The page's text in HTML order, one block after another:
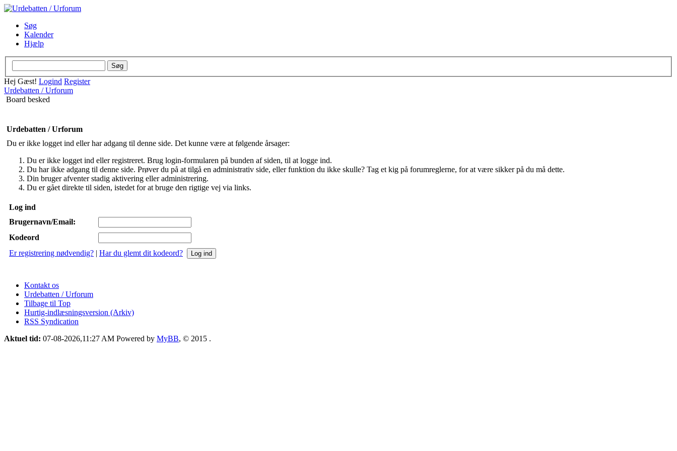
Søg
Kalender
Hjælp
Hej Gæst! Logind Register
Urdebatten / Urforum
Board besked
Urdebatten / Urforum
Du er ikke logget ind eller har adgang til denne side. Det kunne være at følgende årsager:
Du er ikke logget ind eller registreret. Brug login-formularen på bunden af siden, til at logge ind.
Du har ikke adgang til denne side. Prøver du på at tilgå en administrativ side, eller funktion du ikke skulle? Tag et kig på forumreglerne, for at være sikker på du må dette.
Din bruger afventer stadig aktivering eller administrering.
Du er gået direkte til siden, istedet for at bruge den rigtige vej via links.
Log ind
Brugernavn/Email:
Kodeord
Er registrering nødvendig? | Har du glemt dit kodeord?
Kontakt os
Urdebatten / Urforum
Tilbage til Top
Hurtig-indlæsningsversion (Arkiv)
RSS Syndication
Aktuel tid: 07-08-2026,11:27 AM Powered by MyBB, © 2015 .